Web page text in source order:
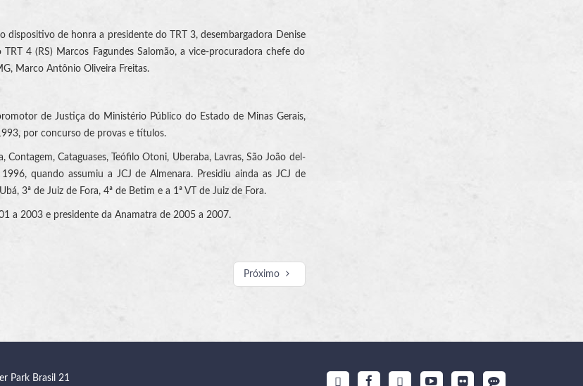
dispositivo de honra a presidente do TRT 3, desembargadora Denise
4 (RS) Marcos Fagundes Salomão, a vice-procuradora chefe do
Marco Antônio Oliveira Freitas.
de Justiça do Ministério Público do Estado de Minas Gerais,
por concurso de provas e títulos.
Cataguases, Teófilo Otoni, Uberaba, Lavras, São João del-
quando assumiu a JCJ de Almenara. Presidiu ainda as JCJ de
3ª de Juiz de Fora, 4ª de Betim e a 1ª VT de Juiz de Fora.
a 2003 e presidente da Anamatra de 2005 a 2007.
Próximo
Park Brasil 21